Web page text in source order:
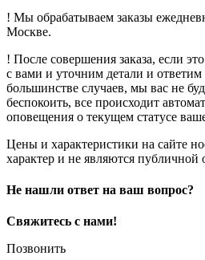
! Мы обрабатываем заказы
Москве.
! После совершения заказа, если
с вами и уточним детали и
большинстве случаев, мы вас не
беспокоить, все происходит
оповещения о текущем статусе
Цены и характеристики на сайте
характер и не являются публичной
Не нашли ответ на ваш вопрос?
Свяжитесь с нами!
Позвонить